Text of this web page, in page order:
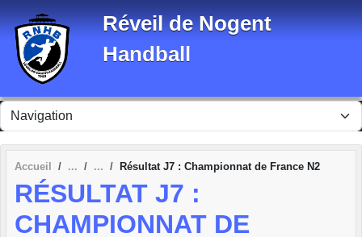
Réveil de Nogent
Handball
Accueil Résultat J7 : Championnat de France N2
RÉSULTAT J7 :
CHAMPIONNAT DE